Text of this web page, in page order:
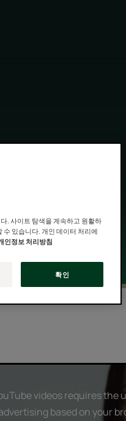
세요.
videos requires the
based on your
. 사이트 탐색을 계속하고 원활하
수 있습니다. 개인 데이터 처리에
인정보 처리방침
확인